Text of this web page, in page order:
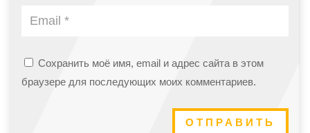
Сохранить моё имя, email и адрес сайта в этом
браузере для последующих моих комментариев.
ОТПРАВИТЬ